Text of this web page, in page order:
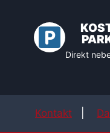
Direkt
Kontakt